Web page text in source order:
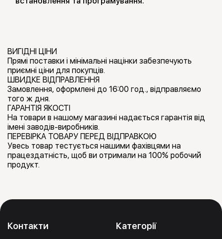
ВИГІДНІ ЦІНИ
Прямі поставки і мінімальні націнки забезпечують
приємні ціни для покупців.
ШВИДКЕ ВІДПРАВЛЕННЯ
Замовлення, оформлені до 16:00 год., відправляємо
того ж дня.
ГАРАНТІЯ ЯКОСТІ
На товари в нашому магазині надається гарантія від
імені заводів-виробників.
ПЕРЕВІРКА ТОВАРУ ПЕРЕД ВІДПРАВКОЮ
Увесь товар тестується нашими фахівцями на
працездатність, щоб ви отримали на 100% робочий
продукт.
Контакти Категорії